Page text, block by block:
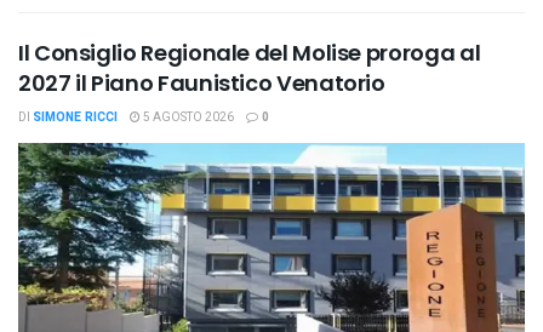
Il Consiglio Regionale del Molise proroga al
2027 il Piano Faunistico Venatorio
DI SIMONE RICCI 5 AGOSTO 2026 0